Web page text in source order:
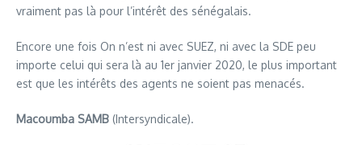
vraiment pas là pour l’intérêt des sénégalais.
Encore une fois On n’est ni avec SUEZ, ni avec la SDE peu
importe celui qui sera là au 1er janvier 2020, le plus important
est que les intérêts des agents ne soient pas menacés.
Macoumba SAMB (Intersyndicale).